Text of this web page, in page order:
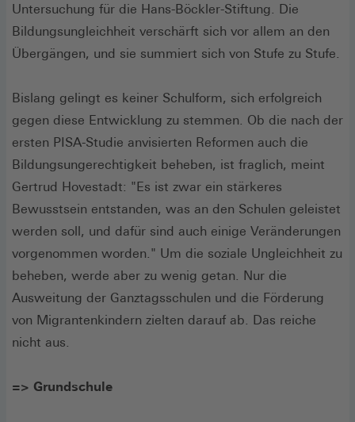
Untersuchung für die Hans-Böckler-Stiftung. Die
Bildungsungleichheit verschärft sich vor allem an den
Übergängen, und sie summiert sich von Stufe zu Stufe.
Bislang gelingt es keiner Schulform, sich erfolgreich
gegen diese Entwicklung zu stemmen. Ob die nach der
ersten PISA-Studie anvisierten Reformen auch die
Bildungsungerechtigkeit beheben, ist fraglich, meint
Gertrud Hovestadt: "Es ist zwar ein stärkeres
Bewusstsein entstanden, was an den Schulen geleistet
werden soll, und dafür sind auch einige Veränderungen
vorgenommen worden." Um die soziale Ungleichheit zu
beheben, werde aber zu wenig getan. Nur die
Ausweitung der Ganztagsschulen und die Förderung
von Migrantenkindern zielten darauf ab. Das reiche
nicht aus.
=> Grundschule